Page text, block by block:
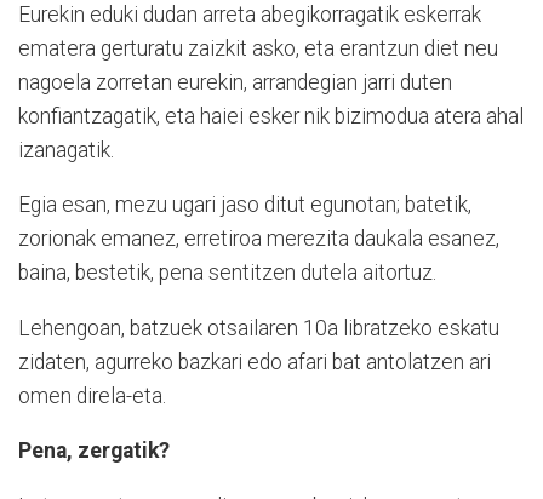
Eurekin eduki dudan arreta abegikorragatik eskerrak
ematera gerturatu zaizkit asko, eta erantzun diet neu
nagoela zorretan eurekin, arrandegian jarri duten
konfiantzagatik, eta haiei esker nik bizimodua atera ahal
izanagatik.
Egia esan, mezu ugari jaso ditut egunotan; batetik,
zorionak emanez, erretiroa merezita daukala esanez,
baina, bestetik, pena sentitzen dutela aitortuz.
Lehengoan, batzuek otsailaren 10a libratzeko eskatu
zidaten, agurreko bazkari edo afari bat antolatzen ari
omen direla-eta.
Pena, zergatik?